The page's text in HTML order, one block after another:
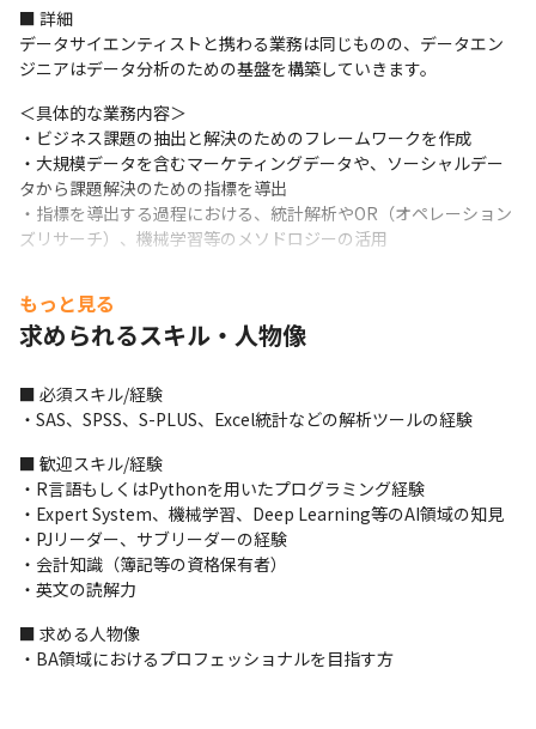
■ 詳細
データサイエンティストと携わる業務は同じものの、データエン
ジニアはデータ分析のための基盤を構築していきます。
＜具体的な業務内容＞
・ビジネス課題の抽出と解決のためのフレームワークを作成
・大規模データを含むマーケティングデータや、ソーシャルデー
タから課題解決のための指標を導出
・指標を導出する過程における、統計解析やOR（オペレーション
ズリサーチ）、機械学習等のメソドロジーの活用
・大手上場企業を中心にプライム（1次請け）案件が多いため、や
りがいを感じやすい環境です
もっと見る
求められるスキル・人物像
■ 必須スキル/経験
・SAS、SPSS、S-PLUS、Excel統計などの解析ツールの経験
■ 歓迎スキル/経験
・R言語もしくはPythonを用いたプログラミング経験
・Expert System、機械学習、Deep Learning等のAI領域の知見
・PJリーダー、サブリーダーの経験
・会計知識（簿記等の資格保有者）
・英文の読解力
■ 求める人物像
・BA領域におけるプロフェッショナルを目指す方